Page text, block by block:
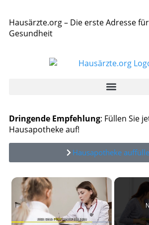
Hausärzte.org – Die erste Adresse
Gesundheit
Dringende Empfehlung: Füllen Sie
Hausapotheke auf!
Hausapotheke
×